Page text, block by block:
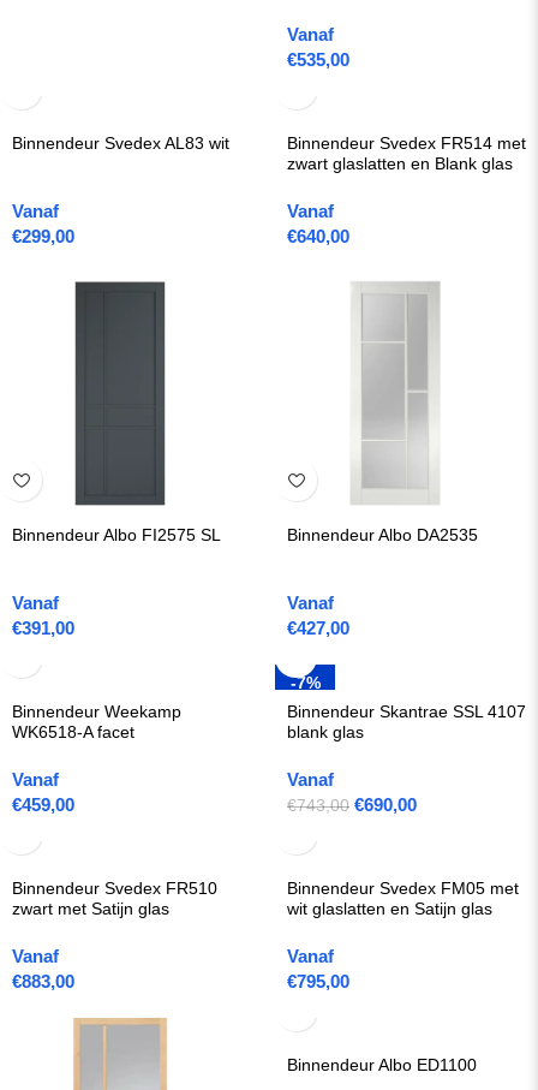
Vanaf
€535,00
Binnendeur Svedex AL83 wit
Vanaf
€299,00
Binnendeur Svedex FR514 met
zwart glaslatten en Blank glas
Vanaf
€640,00
Binnendeur Albo FI2575 SL
Vanaf
€391,00
Binnendeur Albo DA2535
Vanaf
€427,00
Binnendeur Weekamp
WK6518-A facet
Vanaf
€459,00
-7%
Binnendeur Skantrae SSL 4107
blank glas
Vanaf
€743,00 €690,00
Binnendeur Svedex FR510
zwart met Satijn glas
Vanaf
€883,00
Binnendeur Svedex FM05 met
wit glaslatten en Satijn glas
Vanaf
€795,00
Binnendeur Albo ED1100